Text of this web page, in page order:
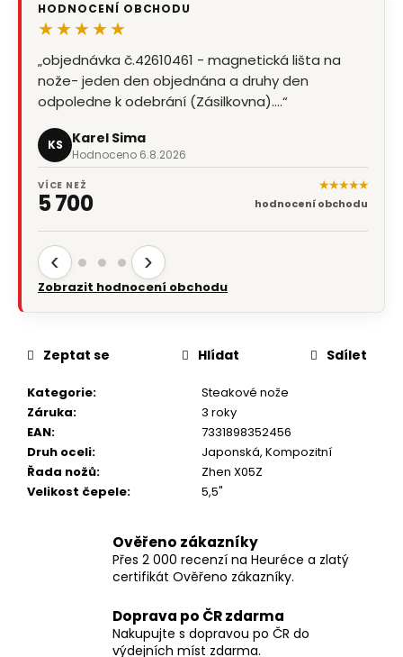
HODNOCENÍ OBCHODU
★★★★★
„objednávka č.42610461 - magnetická lišta na
nože- jeden den objednána a druhy den
odpoledne k odebrání (Zásilkovna).…“
KS Karel Sima
Hodnoceno 6.8.2026
VÍCE NEŽ
5 700
★★★★★
hodnocení obchodu
‹ ›
Zobrazit hodnocení obchodu
Kategorie:
Steakové nože
Záruka:
3 roky
EAN:
7331898352456
Druh oceli: Japonská, Kompozitní
Řada nožů:
Zhen X05Z
Velikost čepele: 5,5"
Zeptat se Hlídat Sdílet
Ověřeno zákazníky
Přes 2 000 recenzí na Heuréce a zlatý
certifikát Ověřeno zákazníky.
Doprava po ČR zdarma
Nakupujte s dopravou po ČR do
výdejních míst zdarma.